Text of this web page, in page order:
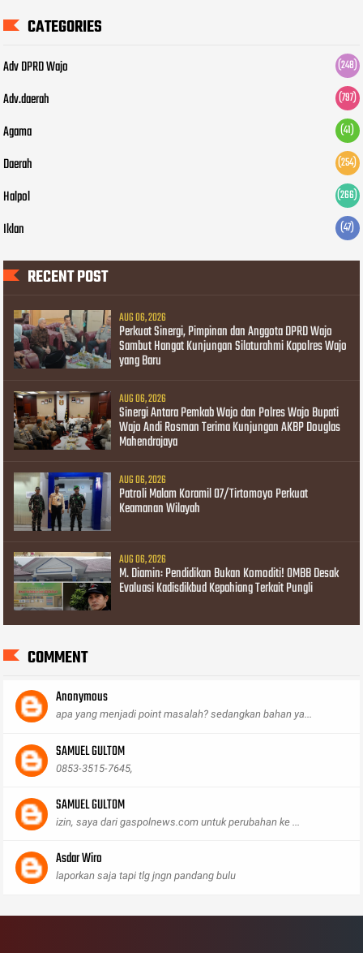
CATEGORIES
Adv DPRD Wajo (248)
Adv.daerah (797)
Agama (41)
Daerah (254)
Halpol (266)
Iklan (47)
RECENT POST
AUG 06, 2026
Perkuat Sinergi, Pimpinan dan Anggota DPRD Wajo
Sambut Hangat Kunjungan Silaturahmi Kapolres Wajo
yang Baru
AUG 06, 2026
Sinergi Antara Pemkab Wajo dan Polres Wajo Bupati
Wajo Andi Rosman Terima Kunjungan AKBP Douglas
Mahendrajaya
AUG 06, 2026
Patroli Malam Koramil 07/Tirtomoyo Perkuat
Keamanan Wilayah
AUG 06, 2026
M. Diamin: Pendidikan Bukan Komoditi! OMBB Desak
Evaluasi Kadisdikbud Kepahiang Terkait Pungli
COMMENT
Anonymous
apa yang menjadi point masalah? sedangkan bahan ya...
SAMUEL GULTOM
0853-3515-7645,
SAMUEL GULTOM
izin, saya dari gaspolnews.com untuk perubahan ke ...
Asdar Wiro
laporkan saja tapi tlg jngn pandang bulu